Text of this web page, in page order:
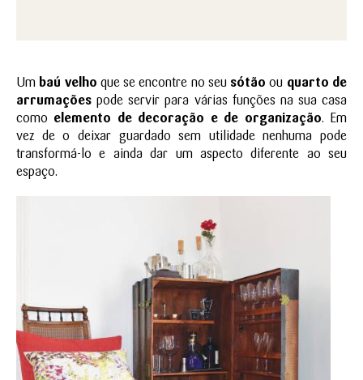
Um baú velho que se encontre no seu sótão ou quarto de
arrumaçõespode servir para várias funções na sua casa
como elemento de decoração e de organização. Em
vez de o deixar guardado sem utilidade nenhuma pode
transformá-lo e ainda dar um aspecto diferente ao seu
espaço.